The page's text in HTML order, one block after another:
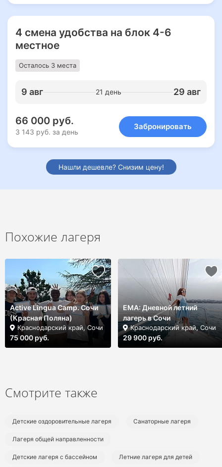
4 смена удобства на блок 4-6
местное
Осталось 3 места
9 авг 21 день 29 авг
66 000 руб.
3 143 руб. за день
Забронировать
Нашли дешевле? Снизим цену!
Похожие лагеря
Active Lingua Camp. Сочи
(Красная Поляна)
Краснодарский край, Сочи
75 000 руб.
ЕМА: Дневной летний
лагерь в Сочи
Краснодарский край, Сочи
29 900 руб.
Смотрите также
Детские оздоровительные лагеря Санаторные лагеря
Лагеря общей направленности
Детские лагеря с бассейном Летние лагеря для детей